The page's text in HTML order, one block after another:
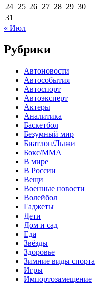
24 25 26 27 28 29 30
31
« Июл
Рубрики
Автоновости
Автособытия
Автоспорт
Автоэксперт
Актеры
Аналитика
Баскетбол
Безумный мир
Биатлон/Лыжи
Бокс/MMA
В мире
В России
Вещи
Военные новости
Волейбол
Гаджеты
Дети
Дом и сад
Еда
Звёзды
Здоровье
Зимние виды спорта
Игры
Импортозамещение